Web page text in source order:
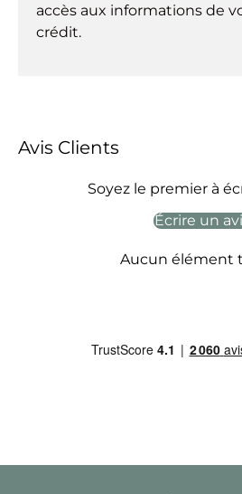
accès aux informations de
crédit.
Avis Clients
Soyez le premier à
Écrire un
Aucun élément